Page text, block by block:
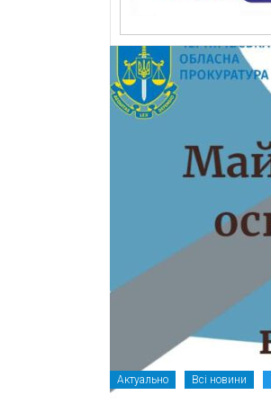
Актуально Всі новини